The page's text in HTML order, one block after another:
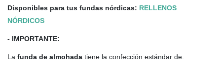
Disponibles para tus fundas nórdicas: RELLENOS
NÓRDICOS
- IMPORTANTE:
La funda de almohada tiene la confección estándar de: